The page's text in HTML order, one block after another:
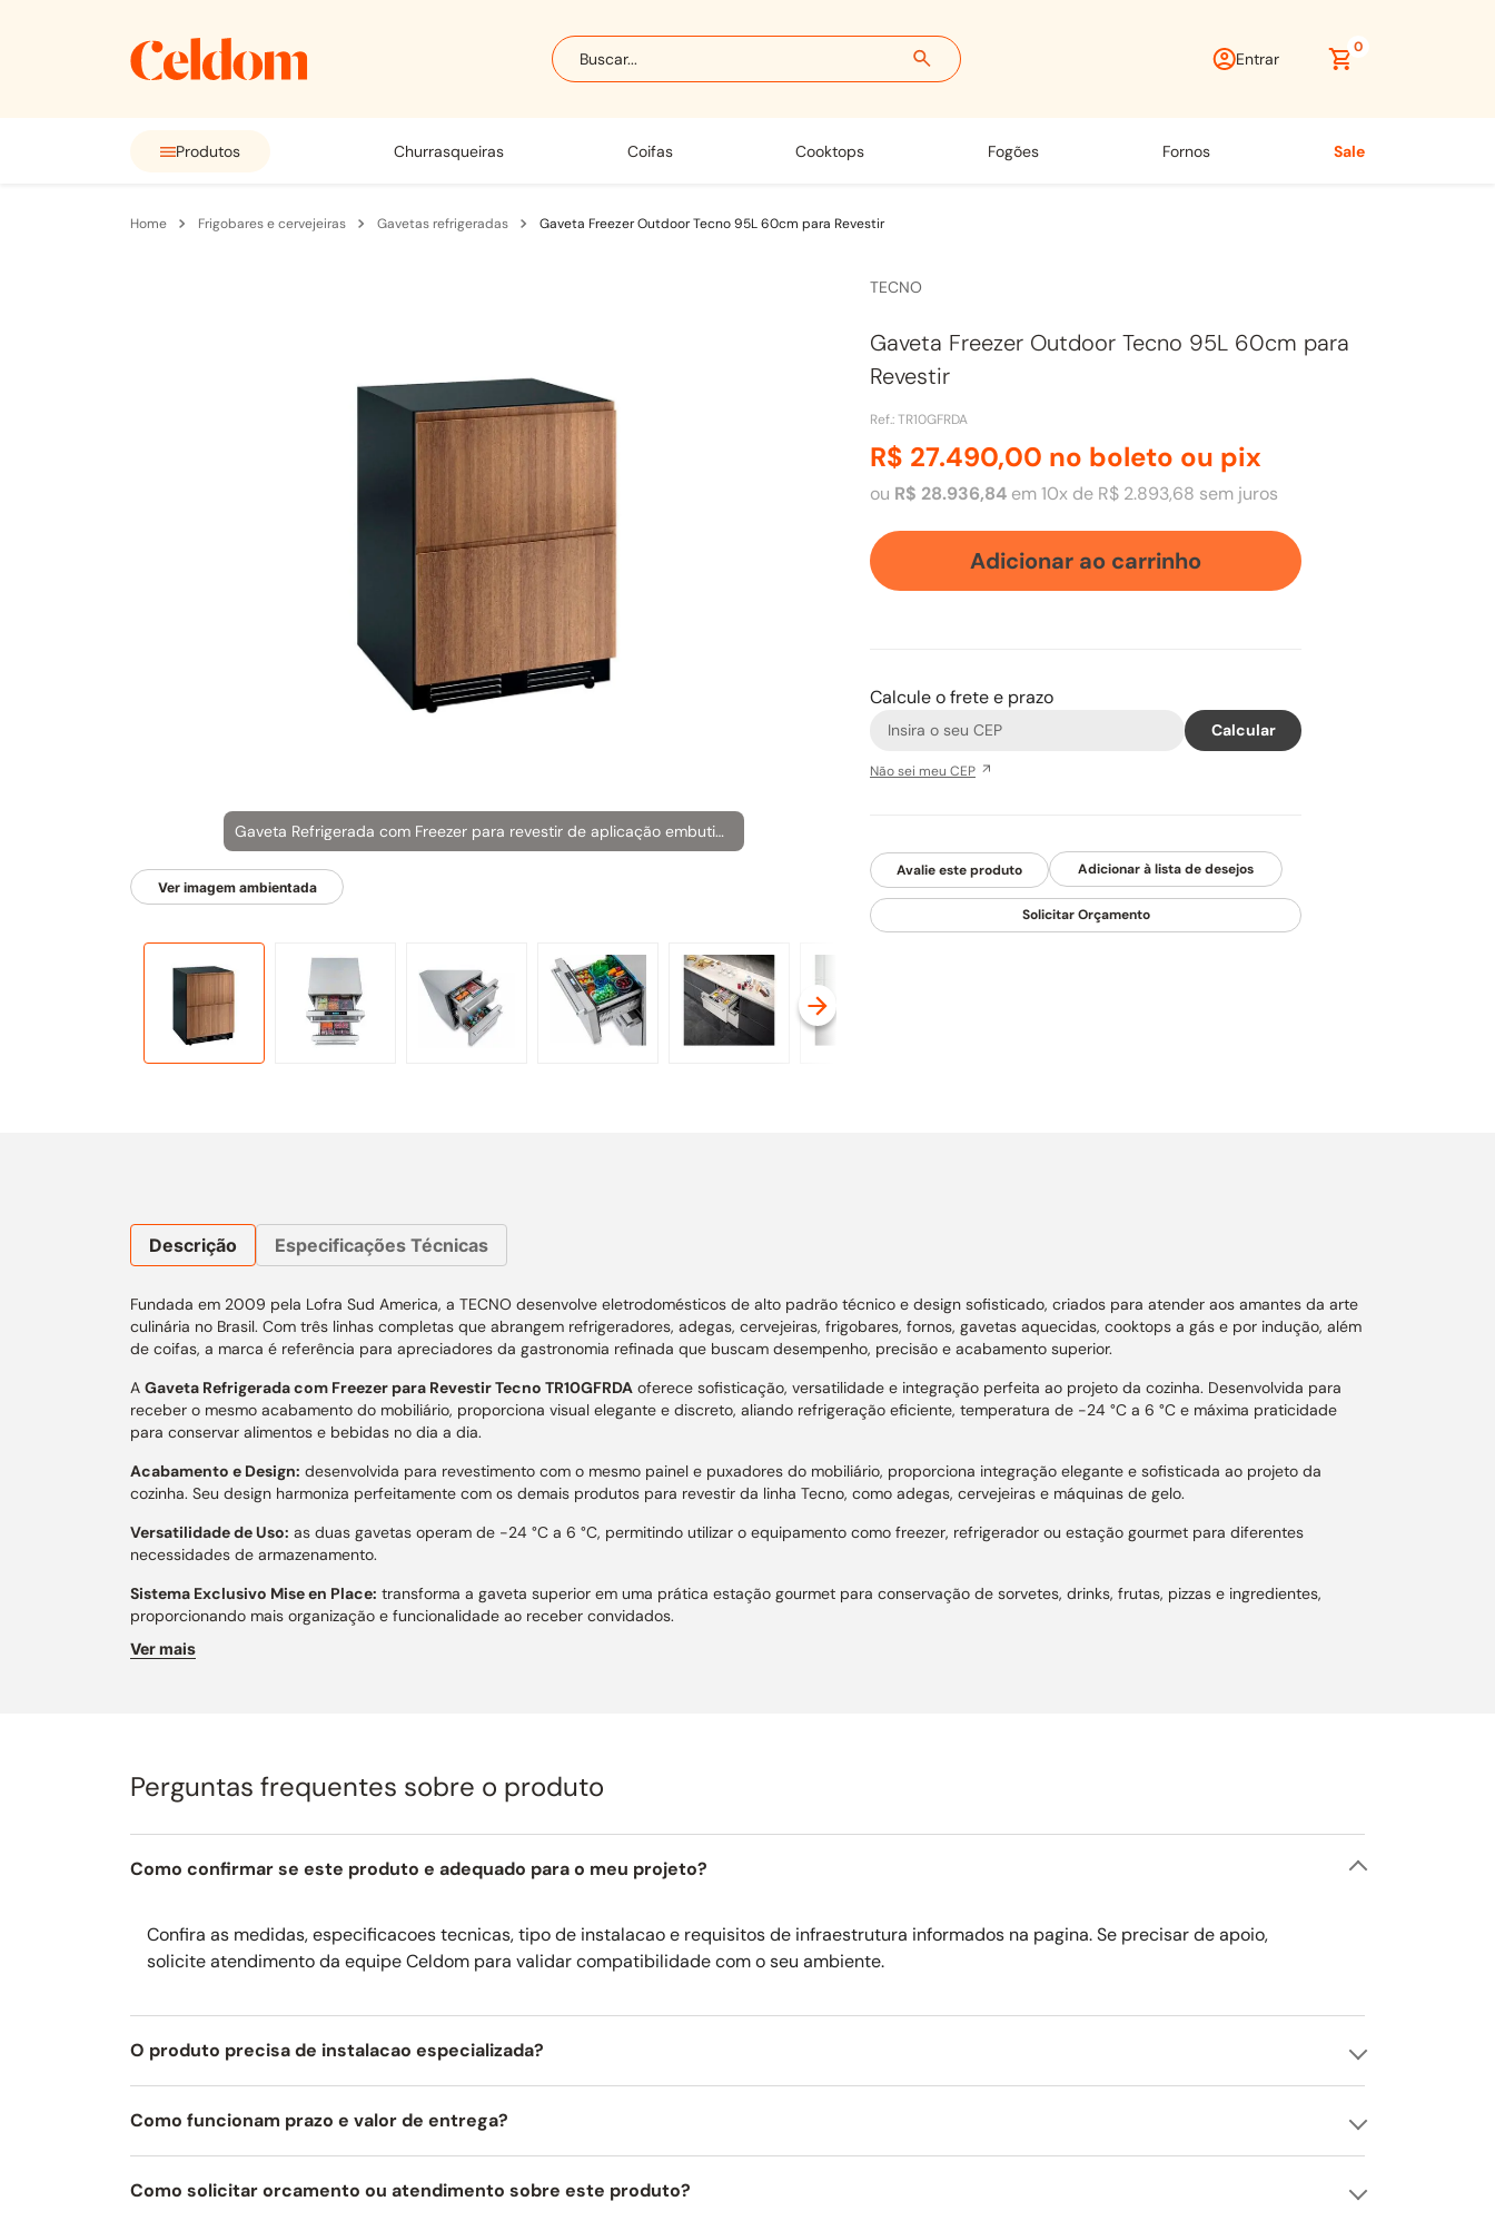
Buscar... Entrar
0
churrasqueiras coifas cooktops fogões fornos sale
Produtos
frigobares e cervejeiras gavetas refrigeradas Gaveta Freezer Outdoor Tecno 95L 60cm para Revestir
Gaveta Refrigerada com Freezer para revestir de aplicação embutida.
Ver imagem ambientada
TECNO
Gaveta Freezer Outdoor Tecno 95L 60cm para
Revestir
Ref.:TR10GFRDA
R$ 27.490,00 no boleto ou pix
ou R$ 28.936,84 em10x de R$ 2.893,68 sem juros
Adicionar ao carrinho
Calcule o frete e prazo
Não sei meu CEP
Avalie este produto
Solicitar Orçamento
Descrição Especificações Técnicas
Fundada em 2009 pela Lofra Sud America, a TECNO desenvolve eletrodomésticos de alto padrão técnico e design sofisticado, criados para atender aos amantes da arte
culinária no Brasil. Com três linhas completas que abrangem refrigeradores, adegas, cervejeiras, frigobares, fornos, gavetas aquecidas, cooktops a gás e por indução, além
de coifas, a marca é referência para apreciadores da gastronomia refinada que buscam desempenho, precisão e acabamento superior.
A Gaveta Refrigerada com Freezer para Revestir Tecno TR10GFRDA oferece sofisticação, versatilidade e integração perfeita ao projeto da cozinha. Desenvolvida para
receber o mesmo acabamento do mobiliário, proporciona visual elegante e discreto, aliando refrigeração eficiente, temperatura de -24 °C a 6 °C e máxima praticidade
para conservar alimentos e bebidas no dia a dia.
Acabamento e Design: desenvolvida para revestimento com o mesmo painel e puxadores do mobiliário, proporciona integração elegante e sofisticada ao projeto da
cozinha. Seu design harmoniza perfeitamente com os demais produtos para revestir da linha Tecno, como adegas, cervejeiras e máquinas de gelo.
Versatilidade de Uso: as duas gavetas operam de -24 °C a 6 °C, permitindo utilizar o equipamento como freezer, refrigerador ou estação gourmet para diferentes
necessidades de armazenamento.
Sistema Exclusivo Mise en Place: transforma a gaveta superior em uma prática estação gourmet para conservação de sorvetes, drinks, frutas, pizzas e ingredientes,
proporcionando mais organização e funcionalidade ao receber convidados.
Performance de Resfriamento:
Integração Arquitetônica:
desenvolvido para embutimento perfeito, pode ser instalado sem frestas laterais de ventilação, garantindo acabamento elegante em
ambientes internos ou áreas gourmet cobertas.
Silêncio e Conforto:o compressor com baixo nível de ruído de 45 dB proporciona funcionamento silencioso, ideal para cozinhas integradas e ambientes sociais.
Organização Interna:equipado com divisórias e cesto para frutas que acomodam diferentes embalagens com praticidade e melhor aproveitamento interno.
mais conforto, proteção e conveniência no uso diário.
Ver mais
Perguntas frequentes sobre o produto
Como confirmar se este produto e adequado para o meu projeto?
Confira as medidas, especificacoes tecnicas, tipo de instalacao e requisitos de infraestrutura informados na pagina. Se precisar de apoio,
solicite atendimento da equipe Celdom para validar compatibilidade com o seu ambiente.
O produto precisa de instalacao especializada?
Como funcionam prazo e valor de entrega?
Como solicitar orcamento ou atendimento sobre este produto?